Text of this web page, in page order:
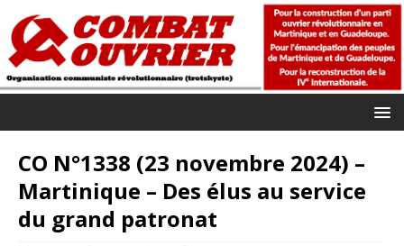
CO N°1338 (23 novembre 2024) –
Martinique – Des élus au service
du grand patronat